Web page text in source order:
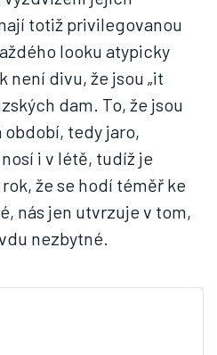
totiž privilegovanou
looku atypicky
není divu, že jsou „it
dam. To, že jsou
tedy jaro,
i v létě, tudíž je
že se hodí téměř ke
nás jen utvrzuje v tom,
nezbytné.